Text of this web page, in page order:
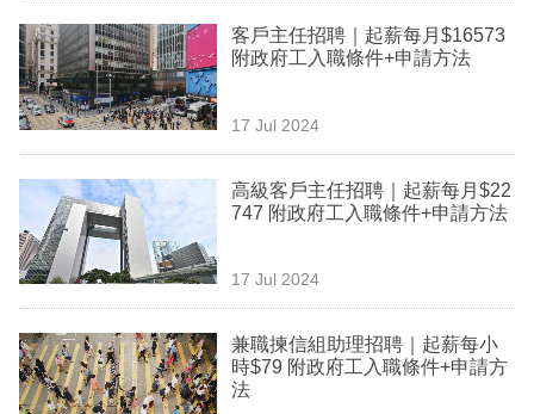
客戶主任招聘｜起薪每月$16573
附政府工入職條件+申請方法
17 Jul 2024
高級客戶主任招聘｜起薪每月$22
747 附政府工入職條件+申請方法
17 Jul 2024
兼職揀信組助理招聘｜起薪每小
時$79 附政府工入職條件+申請方
法